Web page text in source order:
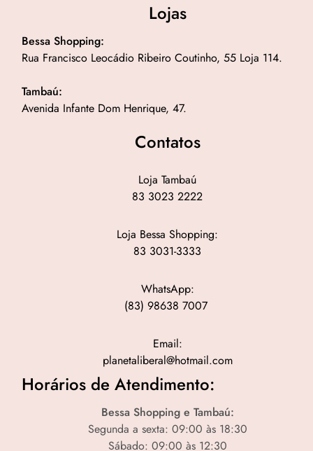
Lojas
Bessa Shopping:
Rua Francisco Leocádio Ribeiro Coutinho, 55 Loja 114.
Tambaú:
Avenida Infante Dom Henrique, 47.
Contatos
Loja Tambaú
83 3023 2222
Loja Bessa Shopping:
83 3031-3333
WhatsApp:
(83) 98638 7007
Email:
planetaliberal@hotmail.com
Horários de Atendimento:
Bessa Shopping e Tambaú:
Segunda a sexta: 09:00 às 18:30
Sábado: 09:00 às 12:30